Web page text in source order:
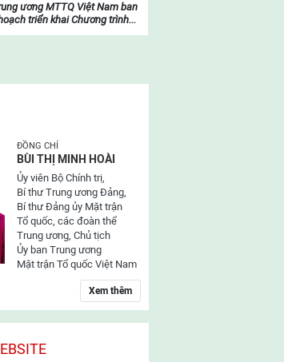
ương MTTQ Việt Nam ban
triển khai Chương trình...
ĐỒNG CHÍ
BÙI THỊ MINH HOÀI
Ủy viên Bộ Chính trị,
Bí thư Trung ương Đảng,
Bí thư Đảng ủy Mặt trận
Tổ quốc, các đoàn thể
Trung ương, Chủ tịch
Ủy ban Trung ương
Mặt trận Tổ quốc Việt Nam
Xem thêm